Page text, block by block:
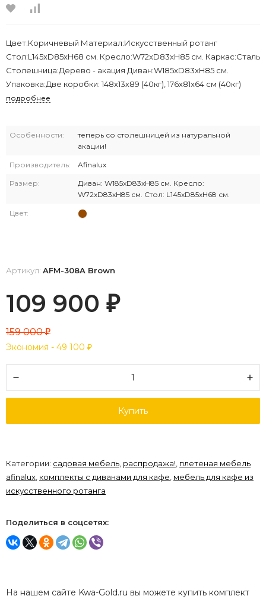
Цвет:Коричневый Материал:Искусственный ротанг
Стол:L145xD85xH68 см. Кресло:W72xD83xH85 см. Каркас:Сталь
Столешница:Дерево - акация Диван:W185xD83xH85 см.
Упаковка:Две коробки: 148х13х89 (40кг), 176х81х64 см (40кг)
подробнее
Особенности:
теперь со столешницей из натуральной
акации!
Производитель: Afinalux
Размер:
Диван: W185xD83xH85 см. Кресло:
W72xD83xH85 см. Стол: L145xD85xH68 см.
Цвет:
Артикул: AFM-308A Brown
109 900 ₽
159 000₽
Экономия - 49 100 ₽
Купить
Категории: садовая мебель, распродажа!, плетеная мебель
afinalux, комплекты с диванами для кафе, мебель для кафе из
искусственного ротанга
Поделиться в соцсетях:
На нашем сайте Kwa-Gold.ru вы можете купить комплект